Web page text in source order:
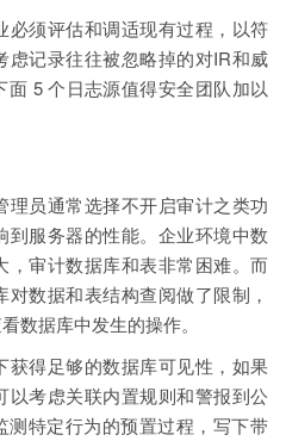
必须评估和调适现有过程，以符
虑记录往往被忽略掉的对IR和威
5 个日志源值得安全团队加以
员通常选择不开启审计之类功
服务器的性能。企业环境中数
审计数据库和表非常困难。而
数据和表结构查阅做了限制，
数据库中发生的操作。
获得足够的数据库可见性，如果
考虑关联内置规则和警报到公
测特定行为的预置过程，写下带